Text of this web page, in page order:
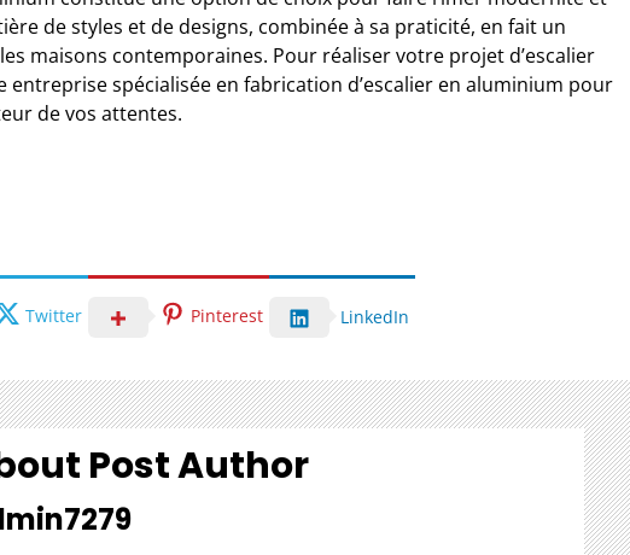
de styles et de designs, combinée à sa praticité, en fait un
maisons contemporaines. Pour réaliser votre projet d’escalier
entreprise spécialisée en fabrication d’escalier en aluminium pour
de vos attentes.
Twitter Pinterest LinkedIn
Post Author